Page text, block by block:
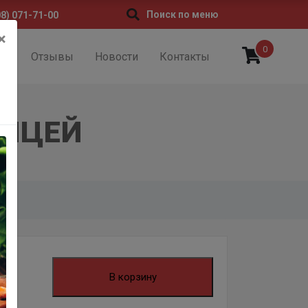
071-71-00 Поиск по меню
Отзывы Новости Контакты
0
В корзину